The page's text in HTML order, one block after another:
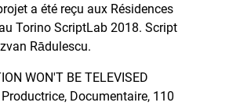
a été reçu aux Résidences
Torino ScriptLab 2018. Script
Rādulescu.
WON'T BE TELEVISED
Documentaire, 110